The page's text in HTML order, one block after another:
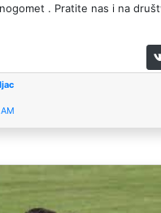
. Pratite nas i na